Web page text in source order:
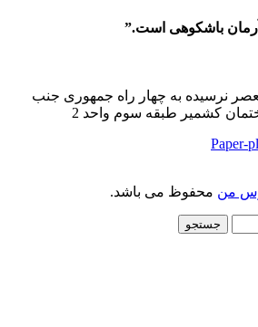
باشکوهی است.”
نرسیده به چهار راه جمهوری جنب
Paper-
من محفوظ می باشد.
جستجو